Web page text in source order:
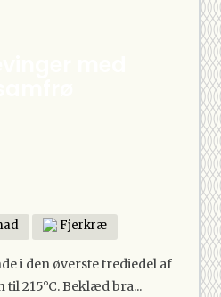
Fjerkræ
i den øverste trediedel af
215°C. Beklæd bra...